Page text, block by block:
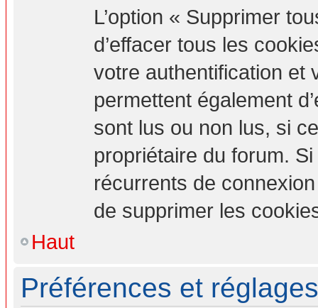
L’option « Supprimer
d’effacer tous les
votre authentification et
permettent également
sont lus ou non lus, si
propriétaire du forum.
récurrents de
de supprimer les
Haut
Préférences et